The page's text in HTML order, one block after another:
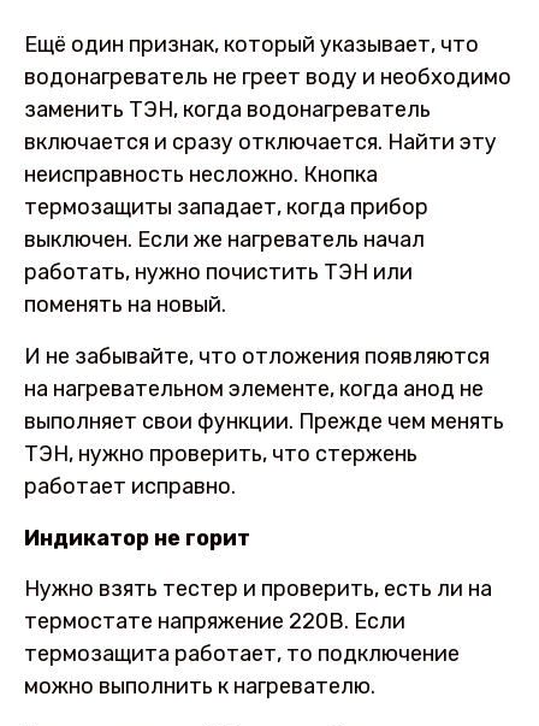
Ещё один признак, который указывает, что
водонагреватель не греет воду и необходимо
заменить ТЭН, когда водонагреватель
включается и сразу отключается. Найти эту
неисправность несложно. Кнопка
термозащиты западает, когда прибор
выключен. Если же нагреватель начал
работать, нужно почистить ТЭН или
поменять на новый.
И не забывайте, что отложения появляются
на нагревательном элементе, когда анод не
выполняет свои функции. Прежде чем менять
ТЭН, нужно проверить, что стержень
работает исправно.
Индикатор не горит
Нужно взять тестер и проверить, есть ли на
термостате напряжение 220В. Если
термозащита работает, то подключение
можно выполнить к нагревателю.